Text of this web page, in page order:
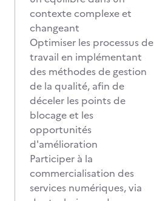
contexte complexe et
changeant
Optimiser les processus de
travail en implémentant
des méthodes de gestion
de la qualité, afin de
déceler les points de
blocage et les
opportunités
d'amélioration
Participer à la
commercialisation des
services numériques, via